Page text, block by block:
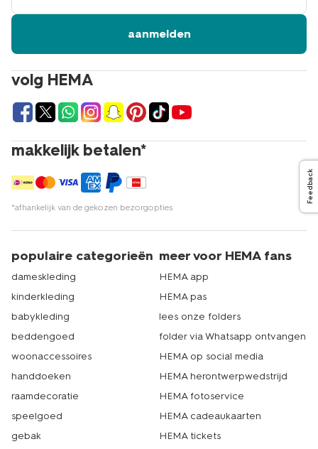
volg HEMA
makkelijk betalen*
*afhankelijk van de gekozen bezorgopties
aanmelden
populaire categorieën
dameskleding
kinderkleding
babykleding
beddengoed
woonaccessoires
handdoeken
raamdecoratie
speelgoed
gebak
meer voor HEMA fans
HEMA app
HEMA pas
lees onze folders
folder via Whatsapp ontvangen
HEMA op social media
HEMA herontwerpwedstrijd
HEMA fotoservice
HEMA cadeaukaarten
HEMA tickets
Feedback